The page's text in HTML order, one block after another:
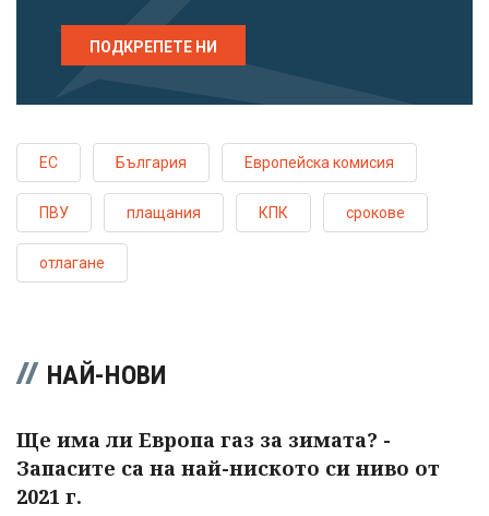
ПОДКРЕПЕТЕ НИ
ЕС България Европейска комисия
ПВУ плащания КПК срокове
отлагане
НАЙ-НОВИ
Ще има ли Европа газ за зимата? -
Запасите са на най-ниското си ниво от
2021 г.